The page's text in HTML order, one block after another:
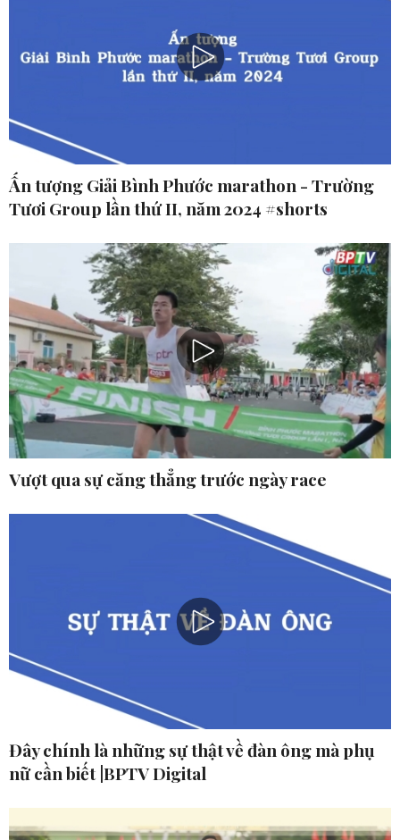
Ấn tượng Giải Bình Phước marathon - Trường
Tươi Group lần thứ II, năm 2024 #shorts
Vượt qua sự căng thẳng trước ngày race
Đây chính là những sự thật về đàn ông mà phụ
nữ cần biết |BPTV Digital